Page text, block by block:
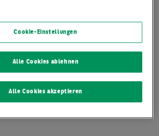
und Flächenumsatz) untereinander
Mietniveaus, hohe
und Vermietungsaktivitäten oft
Cookie-Einstellungen
Alle Cookies ablehnen
Alle Cookies akzeptieren